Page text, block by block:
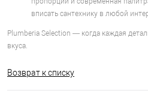
вписать сантехнику в любой
Plumberia Selection — когда каждая
вкуса.
Возврат к списку